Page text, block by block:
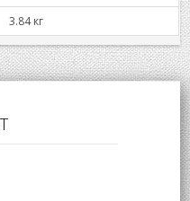
3.84 кг